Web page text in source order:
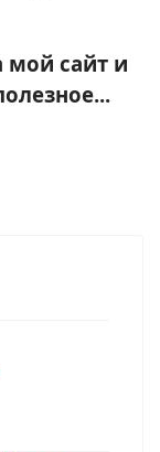
сайт и